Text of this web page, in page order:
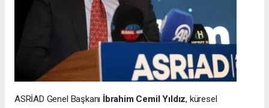
ASRİAD Genel Başkanı İbrahim Cemil Yıldız, küresel